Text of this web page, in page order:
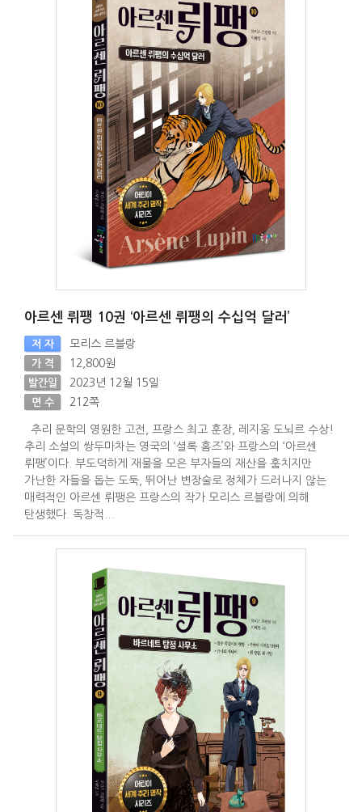
아르센 뤼팽 10권 ‘아르센 뤼팽의 수십억 달러’
저 자 모리스 르블랑
가 격 12,800원
발간일 2023년 12월 15일
면 수 212쪽
추리 문학의 영원한 고전, 프랑스 최고 훈장, 레지옹 도뇌르 수상!
추리 소설의 쌍두마차는 영국의 ‘셜록 홈즈’와 프랑스의 ‘아르센
뤼팽’이다. 부도덕하게 재물을 모은 부자들의 재산을 훔치지만
가난한 자들을 돕는 도둑, 뛰어난 변장술로 정체가 드러나지 않는
매력적인 아르센 뤼팽은 프랑스의 작가 모리스 르블랑에 의해
탄생했다. 독창적...